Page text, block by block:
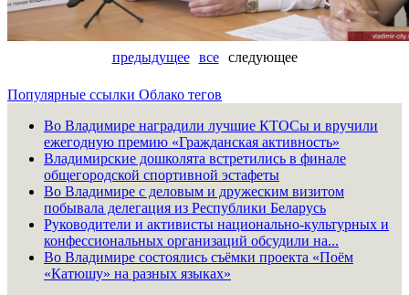
предыдущее все следующее
Популярные ссылки Облако тегов
Во Владимире наградили лучшие КТОСы и вручили
ежегодную премию «Гражданская активность»
Владимирские дошколята встретились в финале
общегородской спортивной эстафеты
Во Владимире с деловым и дружеским визитом
побывала делегация из Республики Беларусь
Руководители и активисты национально-культурных и
конфессиональных организаций обсудили на...
Во Владимире состоялись съёмки проекта «Поём
«Катюшу» на разных языках»